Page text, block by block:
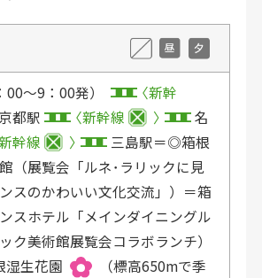
00〜9：00発）
新幹
都駅 新幹線
名
幹線
三島駅＝◎箱根
（展覧会「ルネ･ラリックに見
スのかわいい文化交流」）＝箱
スホテル「メインダイニングル
ク美術館展覧会コラボランチ）
生花園
（標高650mで季